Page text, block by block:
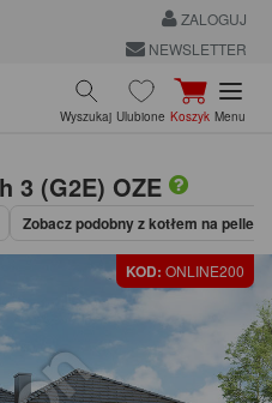
ZALOGUJ
NEWSLETTER
Wyszukaj Ulubione Koszyk Menu
3 (G2E) OZE
Zobacz podobny z kotłem na pellet
KOD: ONLINE200